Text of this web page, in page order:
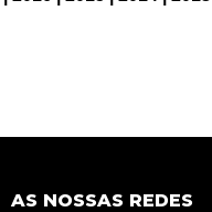
AS NOSSAS REDES